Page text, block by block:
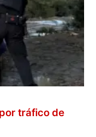
tráfico de